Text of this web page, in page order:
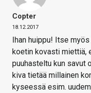
Copter
18.12.2017
Ihan huippu! Itse
koetin kovasti miettiä,
puuhasteltu kun savut
kiva tietää millainen
kyseessä esim.